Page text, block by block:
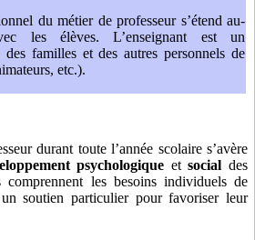
du métier de professeur s’étend au-
les élèves. L’enseignant est un
des familles et des autres personnels de
etc.).
durant toute l’année scolaire s’avère
psychologique etsocial des
comprennent les besoins individuels de
soutien particulier pour favoriser leur